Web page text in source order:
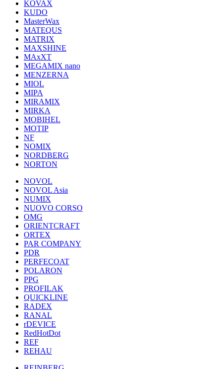
KOVAX
KUDO
MasterWax
MATEQUS
MATRIX
MAXSHINE
MAxXT
MEGAMIX nano
MENZERNA
MIOL
MIPA
MIRAMIX
MIRKA
MOBIHEL
MOTIP
NF
NOMIX
NORDBERG
NORTON
NOVOL
NOVOL Asia
NUMIX
NUOVO CORSO
OMG
ORIENTCRAFT
ORTEX
PAR COMPANY
PDR
PERFECOAT
POLARON
PPG
PROFILAK
QUICKLINE
RADEX
RANAL
rDEVICE
RedHotDot
REF
REHAU